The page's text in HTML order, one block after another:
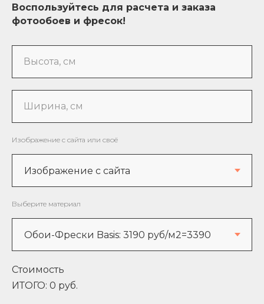
Воспользуйтесь для расчета и заказа
фотообоев и фресок!
Высота, см
Ширина, см
Изображение с сайта или своё
Выберите материал
Стоимость
ИТОГО: 0 руб.